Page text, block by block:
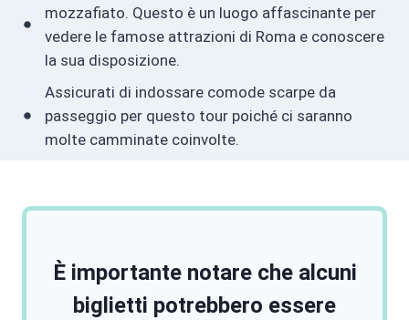
mozzafiato. Questo è un luogo affascinante per
vedere le famose attrazioni di Roma e conoscere
la sua disposizione.
Assicurati di indossare comode scarpe da
passeggio per questo tour poiché ci saranno
molte camminate coinvolte.
È importante notare che alcuni
biglietti potrebbero essere